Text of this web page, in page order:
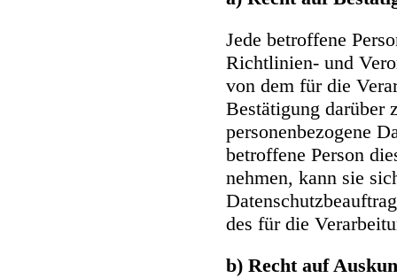
Jede betroffene
Richtlinien- und
von dem für die
Bestätigung darüber
personenbezogene
betroffene Person
nehmen, kann sie
des für die
b) Recht auf